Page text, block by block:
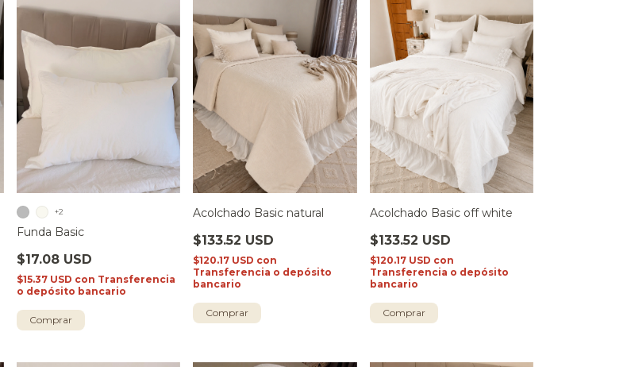
Funda Basic
$17.08 USD
$15.37 USD con Transferencia
o depósito bancario
+2
Comprar
Acolchado Basic natural
$133.52 USD
$120.17 USD con
Transferencia o depósito
bancario
Comprar
Acolchado Basic off white
$133.52 USD
$120.17 USD con
Transferencia o depósito
bancario
Comprar